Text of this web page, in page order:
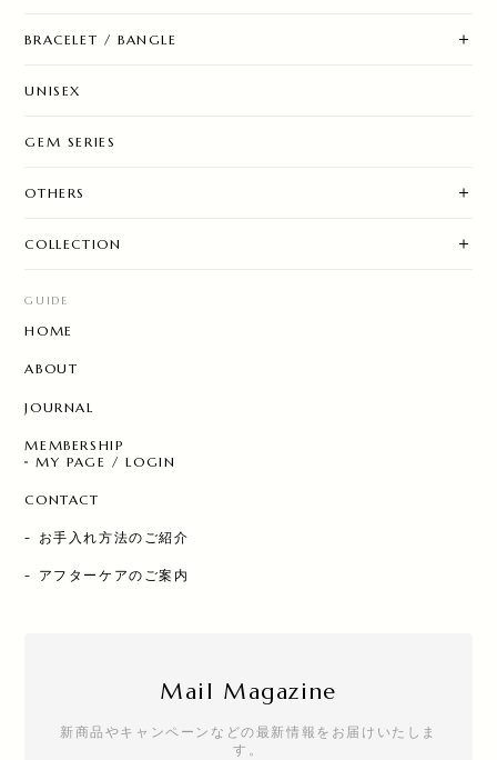
BRACELET / BANGLE
UNISEX
GEM SERIES
OTHERS
COLLECTION
GUIDE
HOME
ABOUT
JOURNAL
MEMBERSHIP
MY PAGE / LOGIN
CONTACT
- お手入れ方法のご紹介
- アフターケアのご案内
Mail Magazine
新商品やキャンペーンなどの最新情報をお届けいたしま
す。